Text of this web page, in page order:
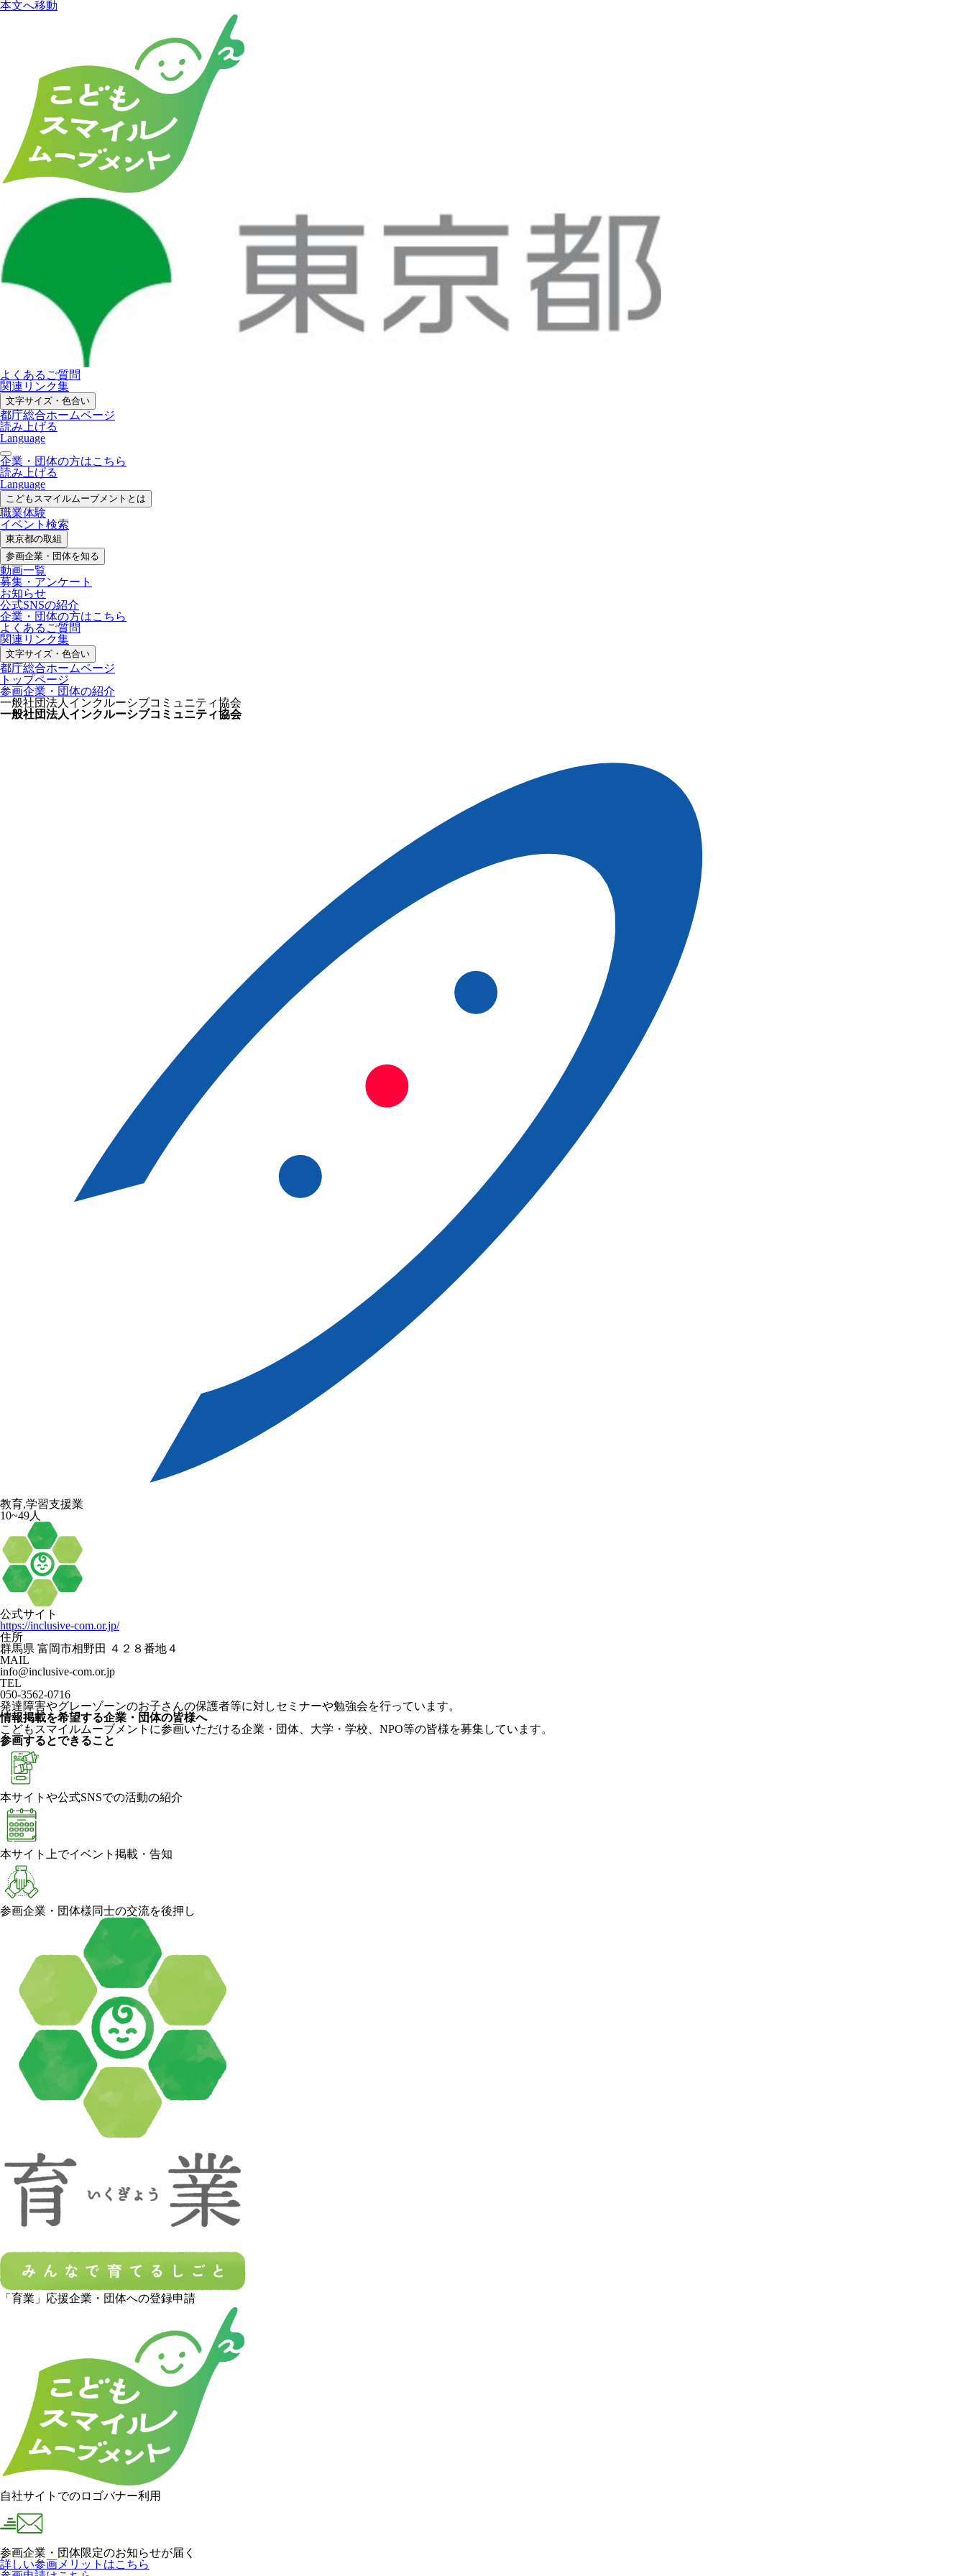
本文へ移動
よくあるご質問
関連リンク集
文字サイズ・色合い
都庁総合ホームページ
読み上げる
Language
企業・団体の方はこちら
読み上げる
Language
こどもスマイルムーブメントとは
職業体験
イベント検索
東京都の取組
参画企業・ 団体を知る
動画一覧
募集・ アンケート
お知らせ
公式SNSの紹介
企業・団体の方はこちら
よくあるご質問
関連リンク集
文字サイズ・色合い
都庁総合ホームページ
トップページ
参画企業・団体の紹介
一般社団法人インクルーシブコミュニティ協会
一般社団法人インクルーシブコミュニティ協会
教育,学習支援業
10~49人
公式サイト
https://inclusive-com.or.jp/
住所
群馬県 富岡市相野田 ４２８番地４
MAIL
info@inclusive-com.or.jp
TEL
050-3562-0716
発達障害やグレーゾーンのお子さんの保護者等に対しセミナーや勉強会を行っています。
情報掲載を希望する企業・団体の皆様へ
こどもスマイルムーブメントに参画いただける企業・団体、大学・学校、NPO等の皆様を募集しています。
参画するとできること
本サイトや公式SNSでの活動の紹介
本サイト上でイベント掲載・告知
参画企業・団体様同士の交流を後押し
「育業」応援企業・団体への登録申請
自社サイトでのロゴバナー利用
参画企業・団体限定のお知らせが届く
詳しい参画メリットはこちら